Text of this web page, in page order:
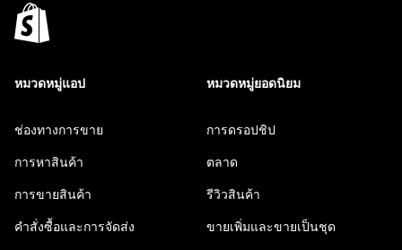
หมวดหมู่แอป
ช่องทางการขาย
การหาสินค้า
การขายสินค้า
คำสั่งซื้อและการจัดส่ง
หมวดหมู่ยอดนิยม
การดรอปชิป
ตลาด
รีวิวสินค้า
ขายเพิ่มและขายเป็นชุด